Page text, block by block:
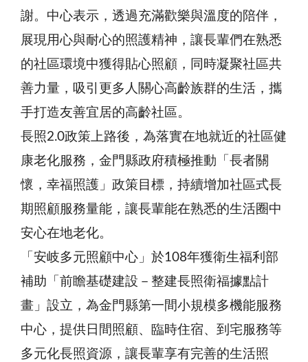
謝。中心表示，透過充滿歡樂與溫度的陪伴，
展現用心與耐心的照護精神，讓長輩們在熟悉
的社區環境中獲得貼心照顧，同時凝聚社區共
善力量，吸引更多人關心高齡族群的生活，攜
手打造友善宜居的高齡社區。
長照2.0政策上路後，為落實在地就近的社區健
康老化服務，金門縣政府積極推動「長者關
懷，幸福照護」政策目標，持續增加社區式長
期照顧服務量能，讓長輩能在熟悉的生活圈中
安心在地老化。
「安岐多元照顧中心」於108年獲衛生福利部
補助「前瞻基礎建設－整建長照衛福據點計
畫」設立，為金門縣第一間小規模多機能服務
中心，提供日間照顧、臨時住宿、到宅服務等
多元化長照資源，讓長輩享有完善的生活照